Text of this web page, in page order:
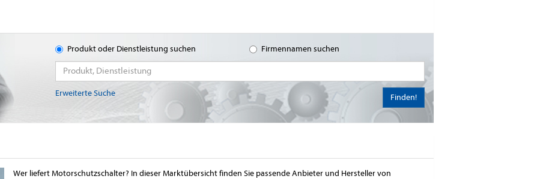
Produkt oder Dienstleistung suchen Firmennamen suchen
Erweiterte Suche Finden!
Wer liefert Motorschutzschalter? In dieser Marktübersicht finden Sie passende Anbieter und Hersteller von